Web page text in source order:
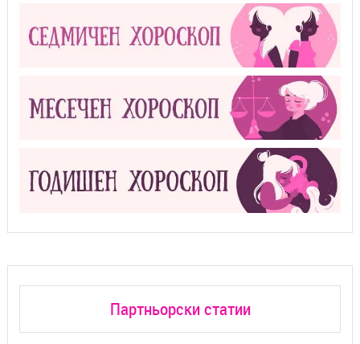
Партньорски статии